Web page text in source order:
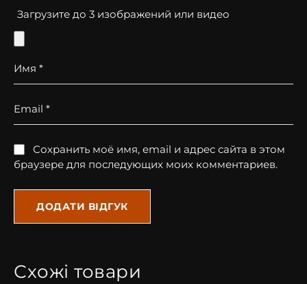
Загрузите до 3 изображений или видео
Имя *
Email *
Сохранить моё имя, email и адрес сайта в этом
браузере для последующих моих комментариев.
Схожі товари